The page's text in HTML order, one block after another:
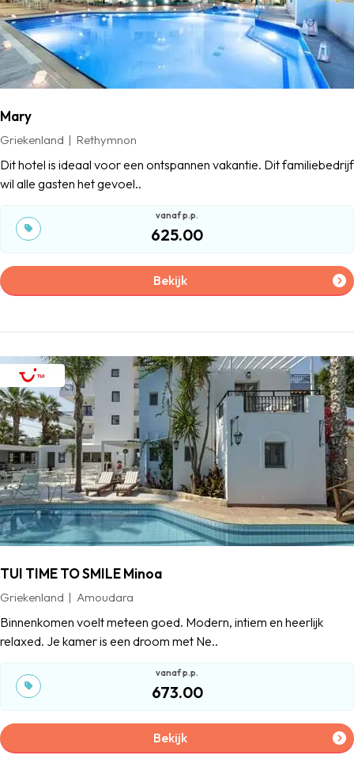
Mary
Griekenland Rethymnon
Dit hotel is ideaal voor een ontspannen vakantie. Dit familiebedrijf
wil alle gasten het gevoel..
625.00
Bekijk
TUI TIME TO SMILE Minoa
Griekenland Amoudara
Binnenkomen voelt meteen goed. Modern, intiem en heerlijk
relaxed. Je kamer is een droom met Ne..
673.00
Bekijk